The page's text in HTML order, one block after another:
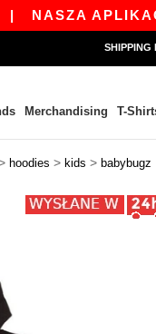
APLIKACJA
SHIPPING
Merchandising T-
hoodies > kids > babybugz